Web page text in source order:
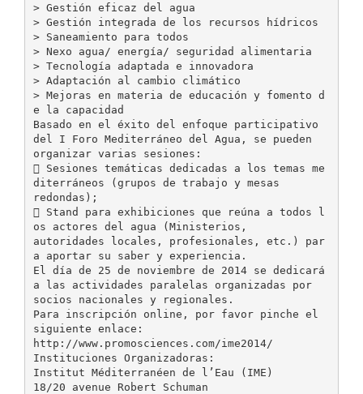
> Gestión eficaz del agua
> Gestión integrada de los recursos hídricos
> Saneamiento para todos
> Nexo agua/ energía/ seguridad alimentaria
> Tecnología adaptada e innovadora
> Adaptación al cambio climático
> Mejoras en materia de educación y fomento d
e la capacidad
Basado en el éxito del enfoque participativo
del I Foro Mediterráneo del Agua, se pueden
organizar varias sesiones:
 Sesiones temáticas dedicadas a los temas me
diterráneos (grupos de trabajo y mesas
redondas);
 Stand para exhibiciones que reúna a todos l
os actores del agua (Ministerios,
autoridades locales, profesionales, etc.) par
a aportar su saber y experiencia.
El día de 25 de noviembre de 2014 se dedicará
a las actividades paralelas organizadas por
socios nacionales y regionales.
Para inscripción online, por favor pinche el
siguiente enlace:
http://www.promosciences.com/ime2014/
Instituciones Organizadoras:
Institut Méditerranéen de l’Eau (IME)
18/20 avenue Robert Schuman